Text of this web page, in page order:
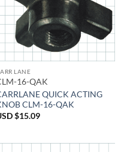
LANE
16-QAK
QUICK ACTING
CLM-16-QAK
$15.09